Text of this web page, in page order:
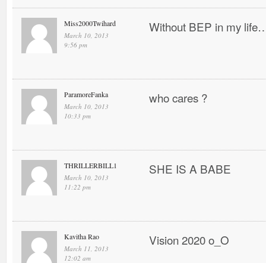
Miss2000Twihard
March 10, 2013
9:56 pm
Without BEP in my
ParamoreFanka
March 10, 2013
10:33 pm
who cares ?
THRILLERBILL1
March 10, 2013
11:22 pm
SHE IS A BABE
Kavitha Rao
March 11, 2013
12:02 am
Vision 2020 o_O